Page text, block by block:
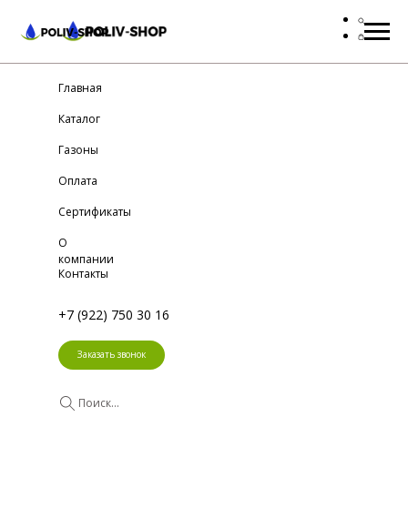
Заказать звонок
+7 (922) 750 30 16
Главная
Каталог
Газоны
Оплата
Сертификаты
О
компании
Контакты
Поиск...